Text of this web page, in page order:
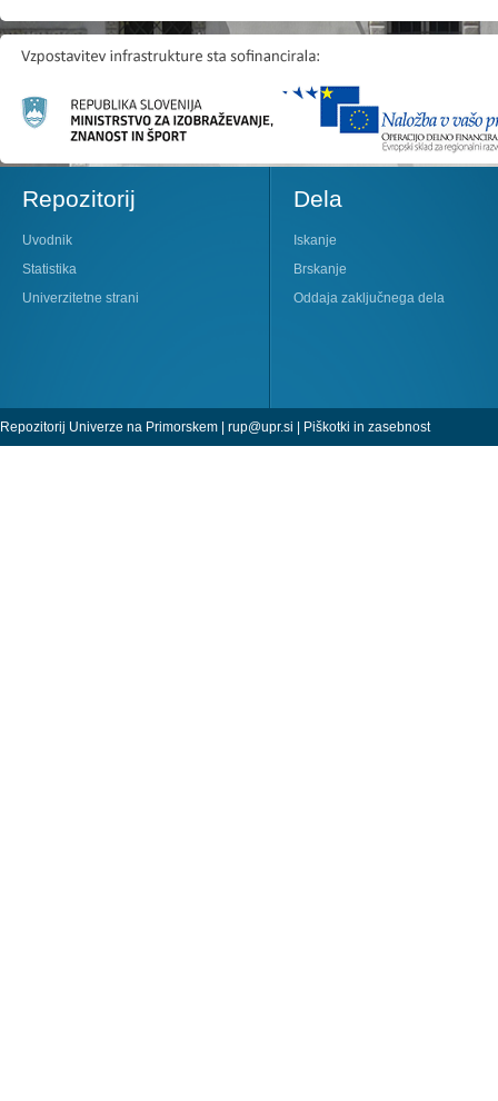
Repozitorij
Uvodnik
Statistika
Univerzitetne strani
Dela
Iskanje
Brskanje
Oddaja zaključnega dela
Repozitorij Univerze na Primorskem | rup@upr.si | Piškotki in zasebnost